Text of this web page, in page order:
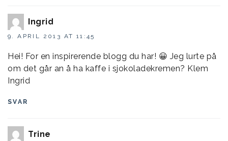
Ingrid
9. APRIL 2013 AT 11:45
Hei! For en inspirerende blogg du har! 😀 Jeg lurte på
om det går an å ha kaffe i sjokoladekremen? Klem
Ingrid
SVAR
Trine